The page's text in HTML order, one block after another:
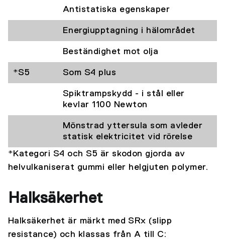
Antistatiska egenskaper
Energiupptagning i hälområdet
Beständighet mot olja
*S5 Som S4 plus
Spiktrampskydd - i stål eller
kevlar 1100 Newton
Mönstrad yttersula som avleder
statisk elektricitet vid rörelse
*Kategori S4 och S5 är skodon gjorda av
helvulkaniserat gummi eller helgjuten polymer.
Halksäkerhet
Halksäkerhet är märkt med SRx (slipp
resistance) och klassas från A till C: